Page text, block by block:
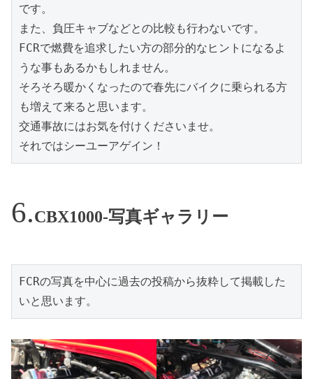
です。
また、負圧キャブなどとの比較も行わないです。
FCRで燃費を追求したい方の部分的なヒントになるよ
うな事もあるかもしれません。
そろそろ暖かくなったので春先にバイクに乗られる方
も増えて来ると思います。
交通事故にはお気を付けくださいませ。
それではシーユーアゲイン！
CBX1000-写真ギャラリー
FCRの写真を中心に過去の投稿から抜粋して掲載した
いと思います。